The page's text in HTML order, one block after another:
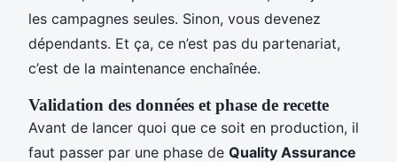
les campagnes seules. Sinon, vous devenez
dépendants. Et ça, ce n’est pas du partenariat,
c’est de la maintenance enchaînée.
Validation des données et phase de recette
Avant de lancer quoi que ce soit en production, il
faut passer par une phase de Quality Assurance